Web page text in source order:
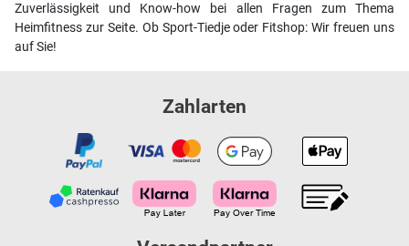
Zuverlässigkeit und Know-how bei allen Fragen zum Thema
Heimfitness zur Seite. Ob Sport-Tiedje oder Fitshop: Wir freuen uns
auf Sie!
Zahlarten